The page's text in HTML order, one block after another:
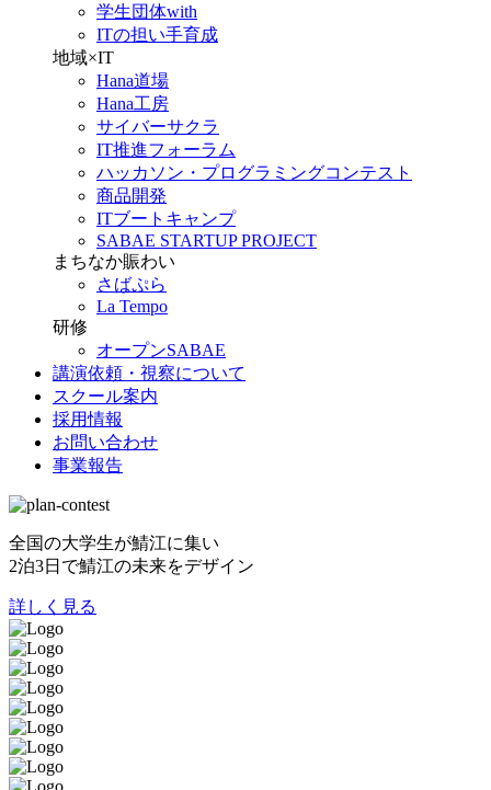
学生団体with
ITの担い手育成
地域×IT
Hana道場
Hana工房
サイバーサクラ
IT推進フォーラム
ハッカソン・プログラミングコンテスト
商品開発
ITブートキャンプ
SABAE STARTUP PROJECT
まちなか賑わい
さばぷら
La Tempo
研修
オープンSABAE
講演依頼・視察について
スクール案内
採用情報
お問い合わせ
事業報告
全国の大学生が鯖江に集い
2泊3日で鯖江の未来をデザイン
詳しく見る